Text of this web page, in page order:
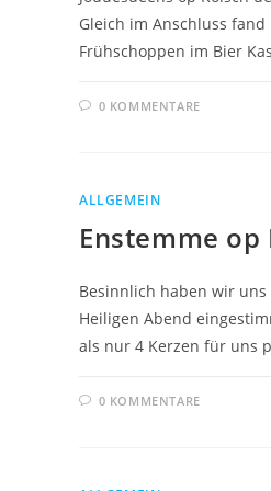
Gleich im Anschluss
Frühschoppen im Bier
0 KOMMENTARE
ALLGEMEIN
Enstemme
Besinnlich haben wir
Heiligen Abend
als nur 4 Kerzen für uns
0 KOMMENTARE